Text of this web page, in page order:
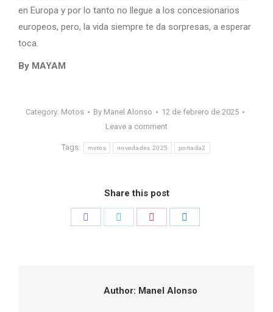
en Europa y por lo tanto no llegue a los concesionarios
europeos, pero, la vida siempre te da sorpresas, a esperar
toca.
By MAYAM
Category: Motos By Manel Alonso
12 de febrero de 2025
Leave a comment
Tags: motos novedades 2025 portada2
Share this post
Author: Manel Alonso